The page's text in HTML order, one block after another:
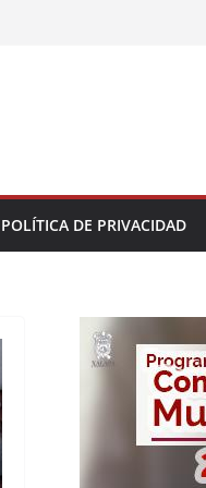
POLÍTICA DE PRIVACIDAD